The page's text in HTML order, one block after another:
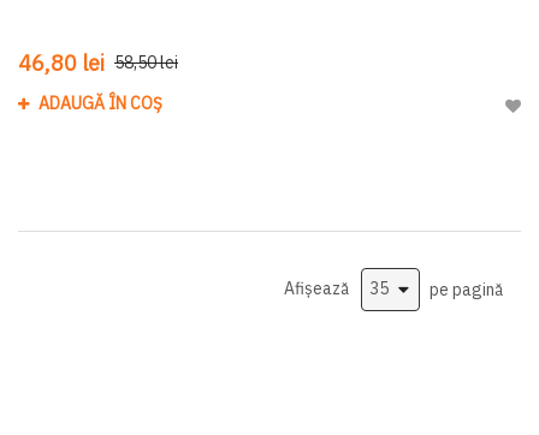
46,80 lei 58,50 lei
ADAUGĂ ÎN COȘ
Afișează pe pagină